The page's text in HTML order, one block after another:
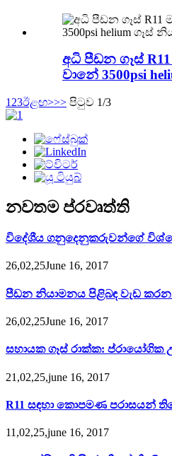
අධි පීඩන ගෑස්
වානේ 3500psi
1 23ඊළඟ>>> පිටුව 1/3
නවතම ප්රවෘත්ති
විදේශීය ගනුදෙනුකරුවන්ගේ
26,02,25June 16, 2017
පීඩන නියාමනය පිළිබඳ වැඩ
26,02,25June 16, 2017
සහායක ගෑස් රාක්ක: ප්රායෝගික
21,02,25,june 16, 2017
R11 සඳහා කොපමණ පරාසයන්
11,02,25,june 16, 2017